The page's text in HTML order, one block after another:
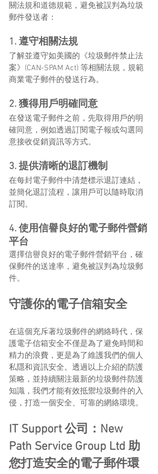
關法規和道德規範，避免被誤判為垃圾
郵件發送者：
1. 遵守相關法規
了解並遵守如美國的《垃圾郵件禁止法
案》(CAN-SPAM Act) 等相關法規，規範
商業電子郵件的發送行為。
2. 獲得用戶明確同意
在發送電子郵件之前，先取得用戶的明
確同意，例如透過訂閱電子報或勾選同
意接收促銷資訊等方式。
3. 提供清晰的退訂機制
在每封電子郵件中清楚標示退訂連結，
並簡化退訂流程，讓用戶可以隨時取消
訂閱。
4. 使用信譽良好的電子郵件營銷
平台
選擇信譽良好的電子郵件營銷平台，確
保郵件的送達率，避免被誤判為垃圾郵
件。
守護你的電子信箱安全
在這個充斥著垃圾郵件的網絡時代，保
護電子信箱安全不僅是為了避免時間和
精力的浪費，更是為了維護我們的個人
私隱和資訊安全。透過以上介紹的防護
策略，並持續關注最新的垃圾郵件防護
知識，我們才能有效抵禦垃圾郵件的入
侵，打造一個安全、可靠的網絡環境。
IT Support 公司：New
Path Service Group Ltd 助
您打造安全的電子郵件環